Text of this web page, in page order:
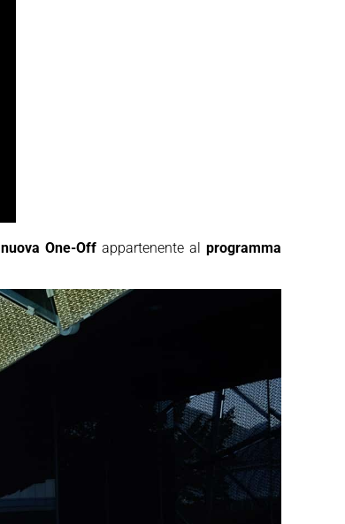
nuova One-Off appartenente alprogramma